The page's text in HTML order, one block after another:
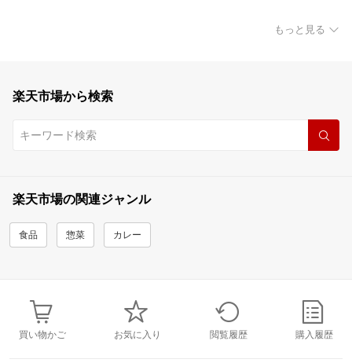
もっと見る
楽天市場から検索
楽天市場の関連ジャンル
食品 惣菜 カレー
買い物かご お気に入り 閲覧履歴 購入履歴